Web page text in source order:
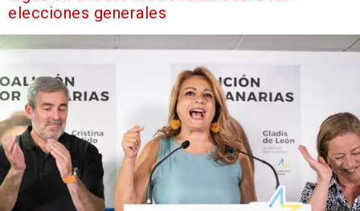
elecciones generales